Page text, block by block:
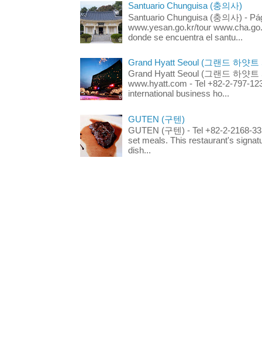
Santuario Chunguisa (충의사)
Santuario Chunguisa (충의사) -
www.yesan.go.kr/tour
donde se encuentra el santu...
Grand Hyatt Seoul (그랜드 하얏트
Grand Hyatt Seoul (그랜드 하얏트
www.hyatt.com - Tel +82-2-797-
international business ho...
GUTEN (구텐)
GUTEN (구텐) - Tel +82-2-2168-
set meals. This restaurant's
dish...